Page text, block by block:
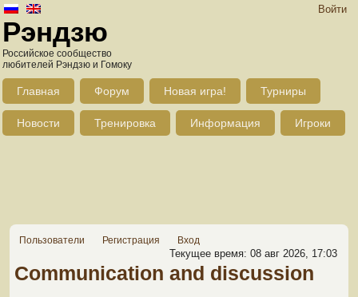
Войти
Рэндзю
Российское сообщество
любителей Рэндзю и Гомоку
Главная Форум Новая игра! Турниры
Новости Тренировка Информация Игроки
Пользователи Регистрация Вход
Текущее время: 08 авг 2026, 17:03
Communication and discussion